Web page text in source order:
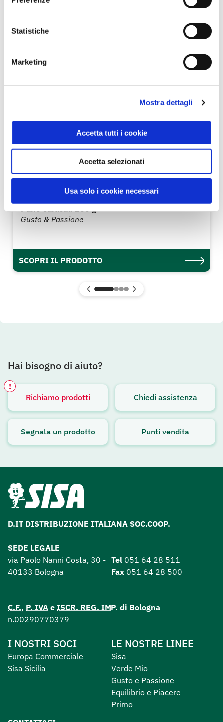
Statistiche
Marketing
Mostra dettagli
Accetta tutti i cookie
Accetta selezionati
Usa solo i cookie necessari
Pane Carasau 250 g
Gusto & Passione
SCOPRI IL PRODOTTO
Hai bisogno di aiuto?
Richiamo prodotti
!
Avviso attivo
Chiedi assistenza
Segnala un prodotto Punti vendita
D.IT DISTRIBUZIONE ITALIANA SOC.COOP.
SEDE LEGALE
via Paolo Nanni Costa, 30 -
40133 Bologna
Tel 051 64 28 511
Fax 051 64 28 500
C.F., P. IVA e ISCR. REG. IMP. di Bologna
n.00290770379
I NOSTRI SOCI
Europa Commerciale
Sisa Sicilia
LE NOSTRE LINEE
Sisa
Verde Mio
Gusto e Passione
Equilibrio e Piacere
Primo